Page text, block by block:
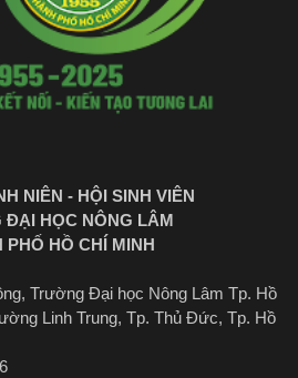
NIÊN - HỘI SINH VIÊN
ĐẠI HỌC NÔNG LÂM
PHỐ HỒ CHÍ MINH
Trường Đại học Nông Lâm Tp. Hồ
Linh Trung, Tp. Thủ Đức, Tp. Hồ